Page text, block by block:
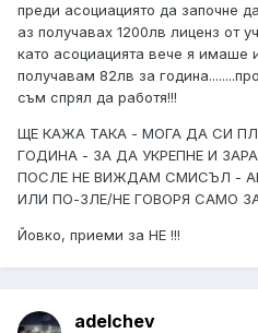
преди асоциациято да започне
аз получавах 1200лв лиценз от
като асоциацията вече я имаше
получавам 82лв за
съм спрял да работя!!!
ЩЕ КАЖА ТАКА - МОГА ДА СИ
ГОДИНА - ЗА ДА УКРЕПНЕ И
ПОСЛЕ НЕ ВИЖДАМ СМИСЪЛ -
ИЛИ ПО-ЗЛЕ/НЕ ГОВОРЯ САМО
Йовко, приеми за НЕ !!!
adelchev